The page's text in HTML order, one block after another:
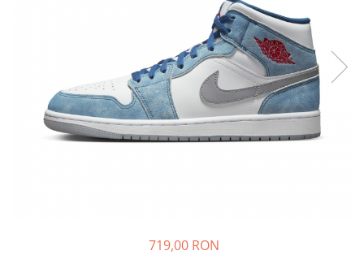
Pantaloni scurti Copii
Accesorii
Ingrijire incaltaminte
719,00 RON